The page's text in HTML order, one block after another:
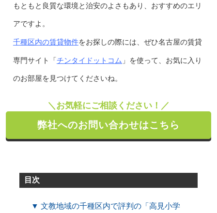
もともと良質な環境と治安のよさもあり、おすすめのエリ
アですよ。
千種区内の賃貸物件をお探しの際には、ぜひ名古屋の賃貸
専門サイト「 チンタイドットコム 」を使って、お気に入り
のお部屋を見つけてくださいね。
＼お気軽にご相談ください！／
弊社へのお問い合わせはこちら
目次
▼ 文教地域の千種区内で評判の「高見小学